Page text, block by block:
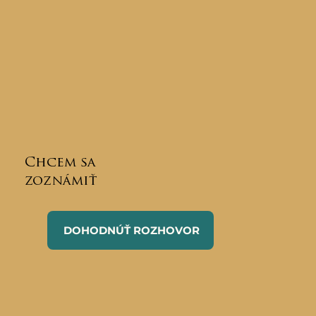
Chcem sa
zoznámiť
DOHODNÚŤ ROZHOVOR